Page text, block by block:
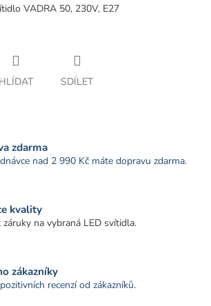
VADRA 50, 230V, E27
HLÍDAT SDÍLET
zdarma
nad 2 990 Kč máte dopravu zdarma.
kvality
na vybraná LED svítidla.
zákazníky
recenzí od zákazníků.